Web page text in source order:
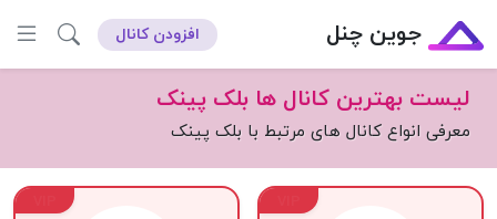
جوین چنل افزودن کانال
لیست بهترین کانال ها بلک پینک
معرفی انواع کانال های مرتبط با بلک پینک